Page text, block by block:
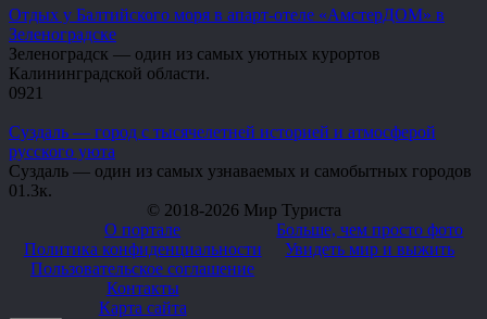
Отдых у Балтийского моря в апарт-отеле «АмстерДОМ» в
Зеленоградске
Зеленоградск — один из самых уютных курортов
Калининградской области.
0921
Суздаль — город с тысячелетней историей и атмосферой
русского уюта
Суздаль — один из самых узнаваемых и самобытных городов
01.3к.
© 2018-2026 Мир Туриста
О портале
Политика конфиденциальности
Пользовательское соглашение
Контакты
Карта сайта
Больше, чем просто фото
Увидеть мир и выжить